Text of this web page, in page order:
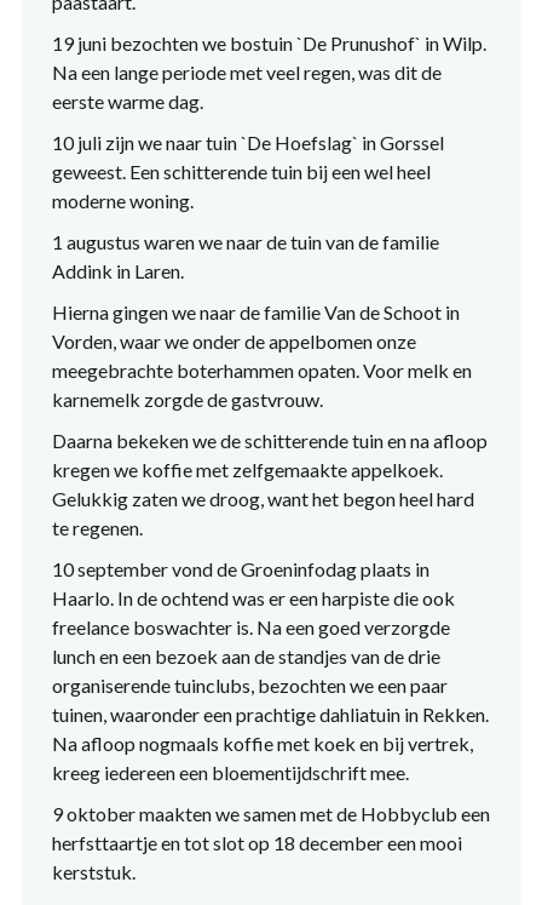
19 juni bezochten we bostuin `De Prunushof` inWilp
Na een lange periode met veel regen, was dit de
eerste warme dag.
10 juli zijn we naar tuin `De Hoefslag` in Gorssel
geweest. Een schitterende tuin bij een wel heel
moderne woning.
1 augustus waren we naar de tuin van de familie
Addink in Laren.
Hierna gingen we naar de familie Van de Schoot in
Vorden, waar we onder de appelbomen onze
meegebrachte boterhammen opaten. Voor melk en
karnemelk zorgde de gastvrouw.
Daarna bekeken we de schitterende tuin en na afloop
kregen we koffie met zelfgemaakte appelkoek.
Gelukkig zaten we droog, want het begon heel hard
te regenen.
10 september vond de Groeninfodag plaats in
Haarlo . In de ochtend was er een harpiste die ook
freelance boswachter is. Na een goed verzorgde
lunch en een bezoek aan de standjes van de drie
organiserende tuinclubs, bezochten we een paar
tuinen, waaronder een prachtige dahliatuin in Rekken.
Na afloop nogmaals koffie met koek en bij vertrek,
kreeg iedereen een bloementijdschrift mee.
9 oktober maakten we samen met de Hobbyclub een
herfsttaartje en tot slot op 18 december een mooi
kerststuk.